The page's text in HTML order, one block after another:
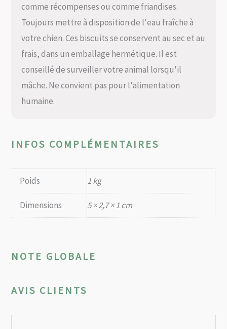
comme récompenses ou comme friandises.
Toujours mettre à disposition de l'eau fraîche à
votre chien. Ces biscuits se conservent au sec et au
frais, dans un emballage hermétique. Il est
conseillé de surveiller votre animal lorsqu'il
mâche. Ne convient pas pour l'alimentation
humaine.
INFOS COMPLÉMENTAIRES
Poids 1 kg
Dimensions 5 × 2,7 × 1 cm
NOTE GLOBALE
AVIS CLIENTS